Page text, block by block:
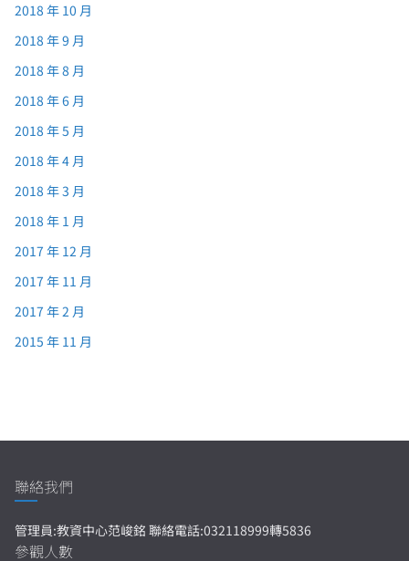
2018 年 10 月
2018 年 9 月
2018 年 8 月
2018 年 6 月
2018 年 5 月
2018 年 4 月
2018 年 3 月
2018 年 1 月
2017 年 12 月
2017 年 11 月
2017 年 2 月
2015 年 11 月
聯絡我們
管理員:教資中心范峻銘 聯絡電話:032118999轉5836
參觀人數